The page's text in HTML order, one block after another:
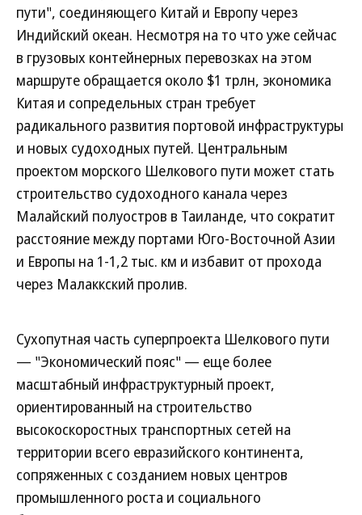
пути", соединяющего Китай и Европу через
Индийский океан. Несмотря на то что уже сейчас
в грузовых контейнерных перевозках на этом
маршруте обращается около $1 трлн, экономика
Китая и сопредельных стран требует
радикального развития портовой инфраструктуры
и новых судоходных путей. Центральным
проектом морского Шелкового пути может стать
строительство судоходного канала через
Малайский полуостров в Таиланде, что сократит
расстояние между портами Юго-Восточной Азии
и Европы на 1-1,2 тыс. км и избавит от прохода
через Малаккский пролив.
Сухопутная часть суперпроекта Шелкового пути
— "Экономический пояс" — еще более
масштабный инфраструктурный проект,
ориентированный на строительство
высокоскоростных транспортных сетей на
территории всего евразийского континента,
сопряженных с созданием новых центров
промышленного роста и социального